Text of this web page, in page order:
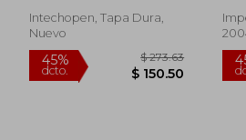
40%
dcto. $ 27.35
Intechopen, Tapa Dura,
Nuevo